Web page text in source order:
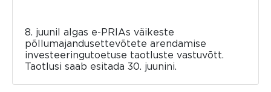
8. juunil algas e-PRIAs väikeste
põllumajandusettevõtete arendamise
investeeringutoetuse taotluste vastuvõtt.
Taotlusi saab esitada 30. juunini.